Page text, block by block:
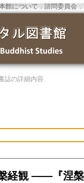
館について ． 諮問委員会 ．
誌の詳細内容
経観 ――『涅